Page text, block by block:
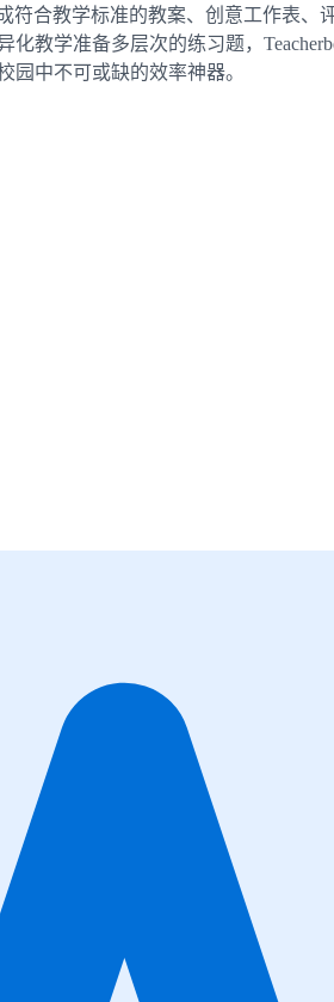
合教学标准的教案、创意工作表
教学准备多层次的练习题，
中不可或缺的效率神器。